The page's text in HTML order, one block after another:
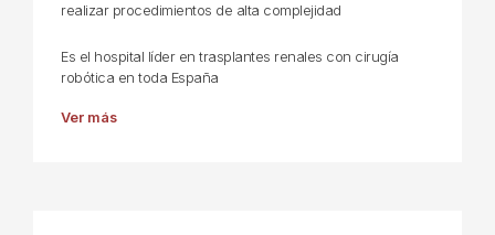
realizar procedimientos de alta complejidad
Es el hospital líder en trasplantes renales con cirugía
robótica en toda España
Ver más